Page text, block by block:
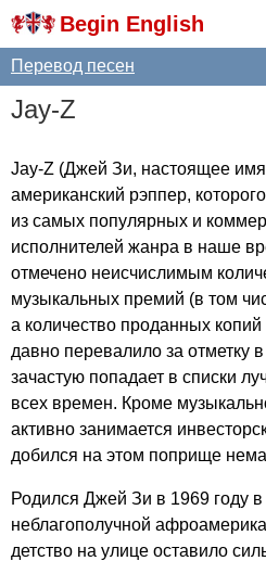
Begin English
Перевод песен
Jay-Z
Jay-Z (Джей Зи, настоящее
американский рэппер,
из самых популярных и
исполнителей жанра в наше
отмечено неисчислимым
музыкальных премий (в том
а количество проданных
давно перевалило за отметку
зачастую попадает в списки
всех времен. Кроме
активно занимается
добился на этом поприще
Родился Джей Зи в 1969 году
неблагополучной
детство на улице оставило